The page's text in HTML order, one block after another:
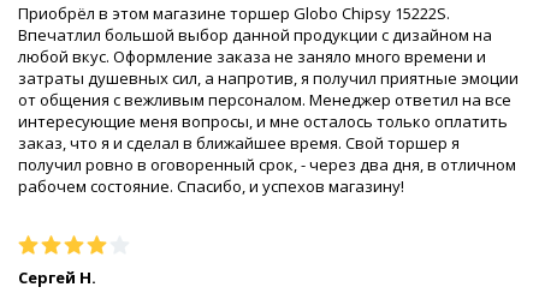
Приобрёл в этом магазине торшер Globo Chipsy 15222S.
Впечатлил большой выбор данной продукции с дизайном на
любой вкус. Оформление заказа не заняло много времени и
затраты душевных сил, а напротив, я получил приятные эмоции
от общения с вежливым персоналом. Менеджер ответил на все
интересующие меня вопросы, и мне осталось только оплатить
заказ, что я и сделал в ближайшее время. Свой торшер я
получил ровно в оговоренный срок, - через два дня, в отличном
рабочем состояние. Спасибо, и успехов магазину!
Сергей Н.